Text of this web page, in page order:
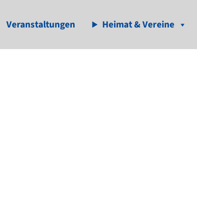
Veranstaltungen Heimat & Vereine